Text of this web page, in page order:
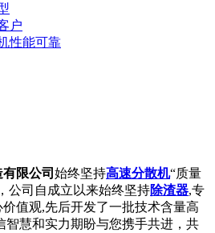
户
性能可靠
限公司 始终坚持高速分散机“质量
公司自成立以来始终坚持除渣器,专
值观,先后开发了一批技术含量高
智慧和实力期盼与您携手共进，共